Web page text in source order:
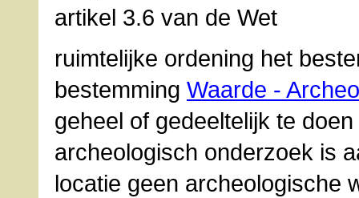
artikel 3.6 van de Wet
ruimtelijke ordening het
bestemming Waarde -
geheel of gedeeltelijk te
archeologisch onderzoek is
locatie geen archeologische